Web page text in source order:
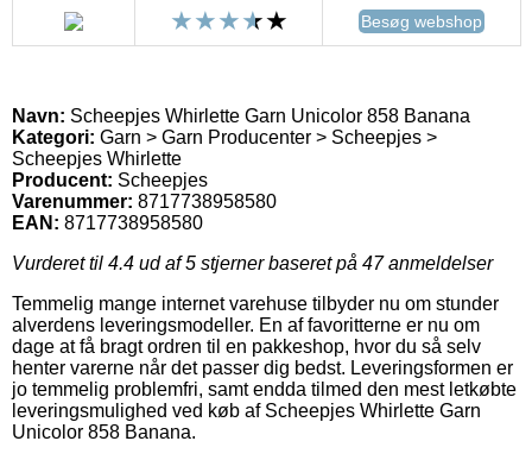
Besøg webshop
Navn: Scheepjes Whirlette Garn Unicolor 858 Banana
Kategori: Garn > Garn Producenter > Scheepjes >
Scheepjes Whirlette
Producent: Scheepjes
Varenummer: 8717738958580
EAN: 8717738958580
Vurderet til 4.4 ud af 5 stjerner baseret på 47anmeldelser
Temmelig mange internet varehuse tilbyder nu om stunder
alverdens leveringsmodeller. En af favoritterne er nu om
dage at få bragt ordren til en pakkeshop, hvor du så selv
henter varerne når det passer dig bedst. Leveringsformen er
jo temmelig problemfri, samt endda tilmed den mest letkøbte
leveringsmulighed ved køb af Scheepjes Whirlette Garn
Unicolor 858 Banana.